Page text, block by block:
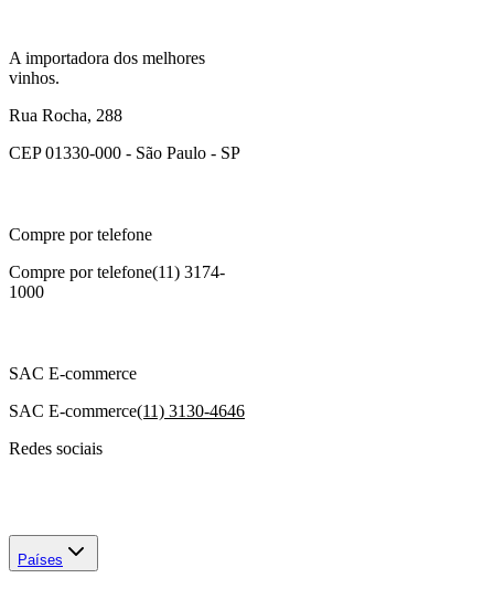
A importadora dos melhores
vinhos.
Rua Rocha, 288
CEP 01330-000 - São Paulo - SP
Compre por telefone
Compre por telefone(11) 3174-
1000
SAC E-commerce
SAC E-commerce(11) 3130-4646
Redes sociais
Países